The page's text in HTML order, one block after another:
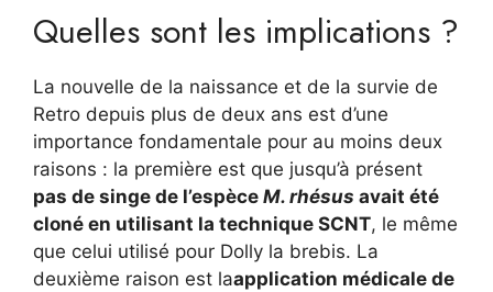
Quelles sont les implications ?
La nouvelle de la naissance et de la survie de
Retro depuis plus de deux ans est d’une
importance fondamentale pour au moins deux
raisons : la première est que jusqu’à présent
pas de singe de l’espèce M. rhésus avait été
cloné en utilisant la technique SCNT, le même
que celui utilisé pour Dolly la brebis. La
deuxième raison est laapplication médicale de